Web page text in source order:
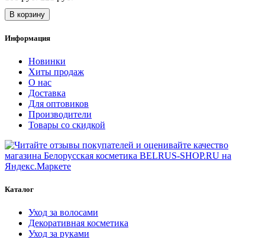
В корзину
Информация
Новинки
Хиты продаж
О нас
Доставка
Для оптовиков
Производители
Товары со скидкой
Каталог
Уход за волосами
Декоративная косметика
Уход за руками